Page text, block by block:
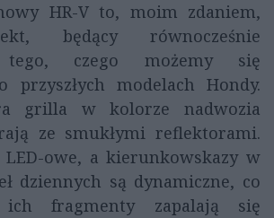
HR-V to, moim zdaniem,
będący równocześnie
tego, czego możemy się
przyszłych modelach Hondy.
grilla w kolorze nadwozia
ze smukłymi reflektorami.
LED-owe, a kierunkowskazy w
dziennych są dynamiczne, co
ich fragmenty zapalają się